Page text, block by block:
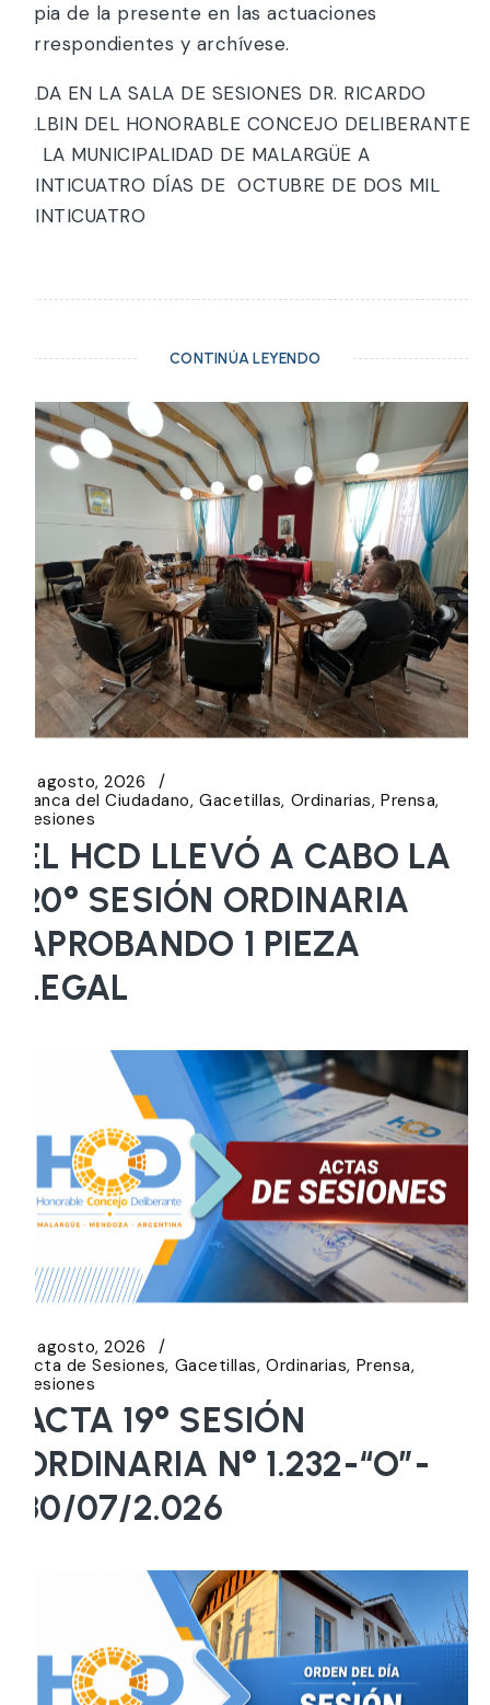
copia de la presente en las actuaciones
correspondientes y archívese.
DADA EN LA SALA DE SESIONES DR. RICARDO
BALBIN DEL HONORABLE CONCEJO DELIBERANTE
DE LA MUNICIPALIDAD DE MALARGÜE A
VEINTICUATRO DÍAS DE OCTUBRE DE DOS MIL
VEINTICUATRO
CONTINÚA LEYENDO
6 agosto, 2026
Banca del Ciudadano Gacetillas Ordinarias Prensa
Sesiones
EL HCD LLEVÓ A CABO LA
20° SESIÓN ORDINARIA
APROBANDO 1 PIEZA
LEGAL
5 agosto, 2026
Acta de Sesiones Gacetillas Ordinarias Prensa
Sesiones
ACTA 19° SESIÓN
ORDINARIA N° 1.232-“O”-
30/07/2.026